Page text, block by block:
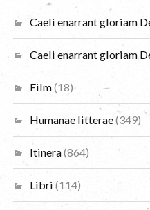
Caeli enarrant gloriam
Caeli enarrant gloriam
Film(18)
Humanae litterae(349)
Itinera(864)
Libri (114)